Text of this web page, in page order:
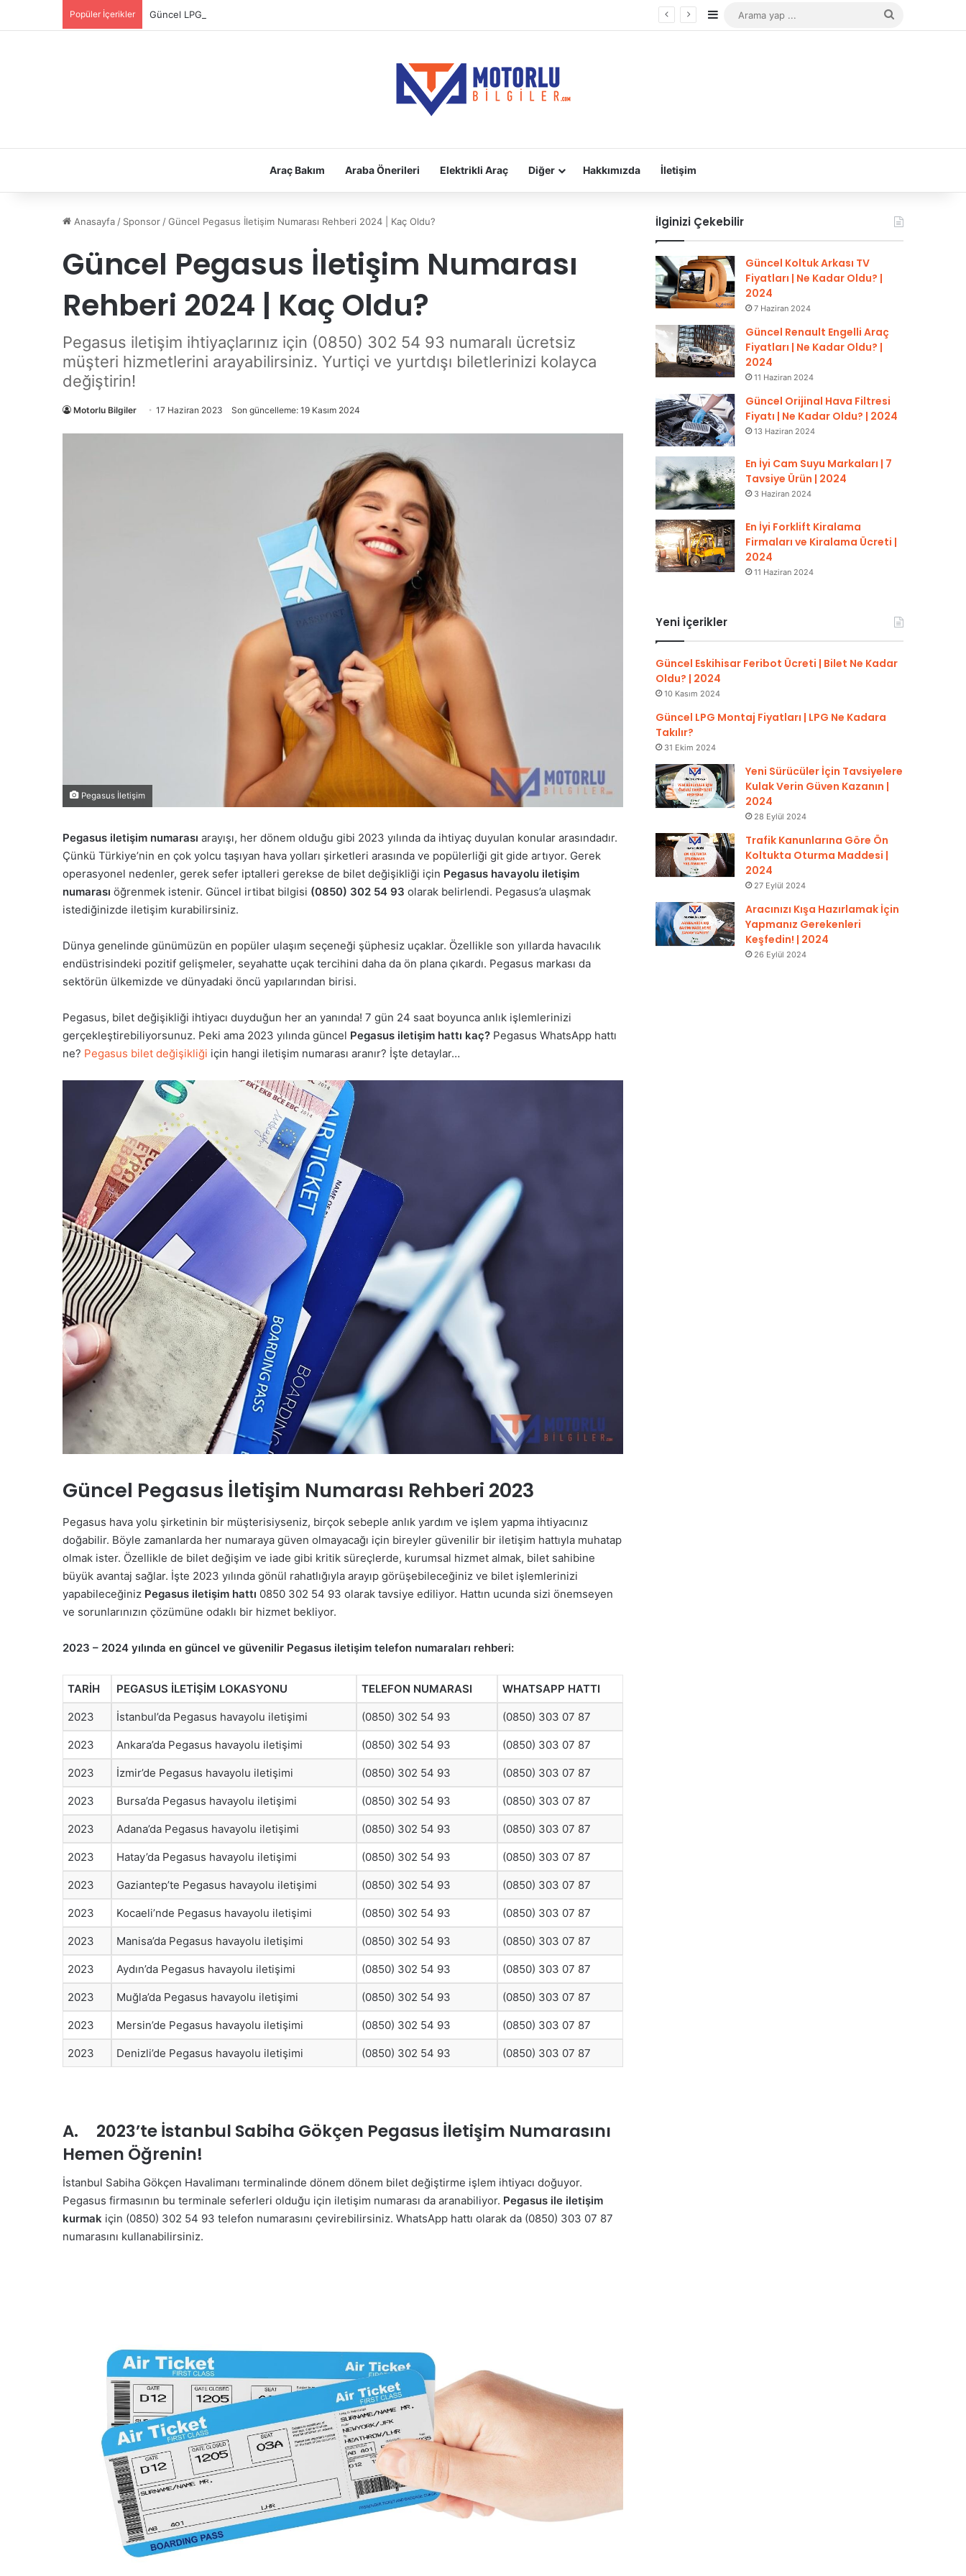
Popüler İçerikler Güncel LPG Montaj Fiyatları | LPG Ne Kadara Takılır? Kenar Bölmesi
Araç Bakım Araba Önerileri Elektrikli Araç Diğer Hakkımızda İletişim
Anasayfa / Sponsor /Güncel Pegasus İletişim Numarası Rehberi 2024 | Kaç Oldu?
Güncel Pegasus İletişim Numarası
Rehberi 2024 | Kaç Oldu?
Pegasus iletişim ihtiyaçlarınız için (0850) 302 54 93 numaralı ücretsiz
müşteri hizmetlerini arayabilirsiniz. Yurtiçi ve yurtdışı biletlerinizi kolayca
değiştirin!
Motorlu Bilgiler 17 Haziran 2023 Son güncelleme: 19 Kasım 2024
Pegasus İletişim
Pegasus iletişim numarası arayışı, her dönem olduğu gibi 2023 yılında da ihtiyaç duyulan konular arasındadır.
Çünkü Türkiye’nin en çok yolcu taşıyan hava yolları şirketleri arasında ve popülerliği git gide artıyor. Gerek
operasyonel nedenler, gerek sefer iptalleri gerekse de bilet değişikliği için Pegasus havayolu iletişim
numarası öğrenmek istenir. Güncel irtibat bilgisi (0850) 302 54 93 olarak belirlendi. Pegasus’a ulaşmak
istediğinizde iletişim kurabilirsiniz.
Dünya genelinde günümüzün en popüler ulaşım seçeneği şüphesiz uçaklar. Özellikle son yıllarda havacılık
endüstrisindeki pozitif gelişmeler, seyahatte uçak tercihini daha da ön plana çıkardı. Pegasus markası da
sektörün ülkemizde ve dünyadaki öncü yapılarından birisi.
Pegasus, bilet değişikliği ihtiyacı duyduğun her an yanında! 7 gün 24 saat boyunca anlık işlemlerinizi
gerçekleştirebiliyorsunuz. Peki ama 2023 yılında güncel Pegasus iletişim hattı kaç? Pegasus WhatsApp hattı
ne? Pegasus bilet değişikliği için hangi iletişim numarası aranır? İşte detaylar…
Güncel Pegasus İletişim Numarası Rehberi 2023
Pegasus hava yolu şirketinin bir müşterisiyseniz, birçok sebeple anlık yardım ve işlem yapma ihtiyacınız
doğabilir. Böyle zamanlarda her numaraya güven olmayacağı için bireyler güvenilir bir iletişim hattıyla muhatap
olmak ister. Özellikle de bilet değişim ve iade gibi kritik süreçlerde, kurumsal hizmet almak, bilet sahibine
büyük avantaj sağlar. İşte 2023 yılında gönül rahatlığıyla arayıp görüşebileceğiniz ve bilet işlemlerinizi
yapabileceğiniz Pegasus iletişim hattı 0850 302 54 93 olarak tavsiye ediliyor. Hattın ucunda sizi önemseyen
ve sorunlarınızın çözümüne odaklı bir hizmet bekliyor.
2023 – 2024 yılında en güncel ve güvenilir Pegasus iletişim telefon numaraları rehberi:
TARİH PEGASUS İLETİŞİM LOKASYONU TELEFON NUMARASI WHATSAPP HATTI
2023 İstanbul’da Pegasus havayolu iletişimi (0850) 302 54 93 (0850) 303 07 87
2023 Ankara’da Pegasus havayolu iletişimi (0850) 302 54 93 (0850) 303 07 87
2023 İzmir’de Pegasus havayolu iletişimi (0850) 302 54 93 (0850) 303 07 87
2023 Bursa’da Pegasus havayolu iletişimi (0850) 302 54 93 (0850) 303 07 87
2023 Adana’da Pegasus havayolu iletişimi (0850) 302 54 93 (0850) 303 07 87
2023 Hatay’da Pegasus havayolu iletişimi (0850) 302 54 93 (0850) 303 07 87
2023 Gaziantep’te Pegasus havayolu iletişimi (0850) 302 54 93 (0850) 303 07 87
2023 Kocaeli’nde Pegasus havayolu iletişimi (0850) 302 54 93 (0850) 303 07 87
2023 Manisa’da Pegasus havayolu iletişimi (0850) 302 54 93 (0850) 303 07 87
2023 Aydın’da Pegasus havayolu iletişimi (0850) 302 54 93 (0850) 303 07 87
2023 Muğla’da Pegasus havayolu iletişimi (0850) 302 54 93 (0850) 303 07 87
2023 Mersin’de Pegasus havayolu iletişimi (0850) 302 54 93 (0850) 303 07 87
2023 Denizli’de Pegasus havayolu iletişimi (0850) 302 54 93 (0850) 303 07 87
A. 2023’te İstanbul Sabiha Gökçen Pegasus İletişim Numarasını
Hemen Öğrenin!
İstanbul Sabiha Gökçen Havalimanı terminalinde dönem dönem bilet değiştirme işlem ihtiyacı doğuyor.
Pegasus firmasının bu terminale seferleri olduğu için iletişim numarası da aranabiliyor. Pegasus ile iletişim
kurmak için (0850) 302 54 93 telefon numarasını çevirebilirsiniz. WhatsApp hattı olarak da (0850) 303 07 87
numarasını kullanabilirsiniz.
İlginizi Çekebilir
Güncel Koltuk Arkası TV
Fiyatları | Ne Kadar Oldu? |
2024
7 Haziran 2024
Güncel Renault Engelli Araç
Fiyatları | Ne Kadar Oldu? |
2024
11 Haziran 2024
Güncel Orijinal Hava Filtresi
Fiyatı | Ne Kadar Oldu? | 2024
13 Haziran 2024
En İyi Cam Suyu Markaları | 7
Tavsiye Ürün | 2024
3 Haziran 2024
En İyi Forklift Kiralama
Firmaları ve Kiralama Ücreti |
2024
11 Haziran 2024
Yeni İçerikler
Güncel Eskihisar Feribot Ücreti | Bilet Ne Kadar
Oldu? | 2024
10 Kasım 2024
Güncel LPG Montaj Fiyatları | LPG Ne Kadara
Takılır?
31 Ekim 2024
Yeni Sürücüler İçin Tavsiyelere
Kulak Verin Güven Kazanın |
2024
28 Eylül 2024
Trafik Kanunlarına Göre Ön
Koltukta Oturma Maddesi |
2024
27 Eylül 2024
Aracınızı Kışa Hazırlamak İçin
Yapmanız Gerekenleri
Keşfedin! | 2024
26 Eylül 2024